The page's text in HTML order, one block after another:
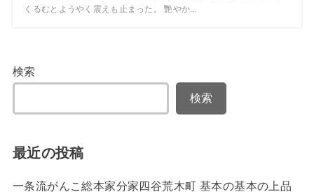
くるむとようやく震えも止まった。 艷やか...
検索
検索
最近の投稿
一条流がんこ総本家分家四谷荒木町 基本の基本の上品